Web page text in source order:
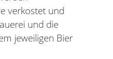
verkostet und
und die
jeweiligen Bier